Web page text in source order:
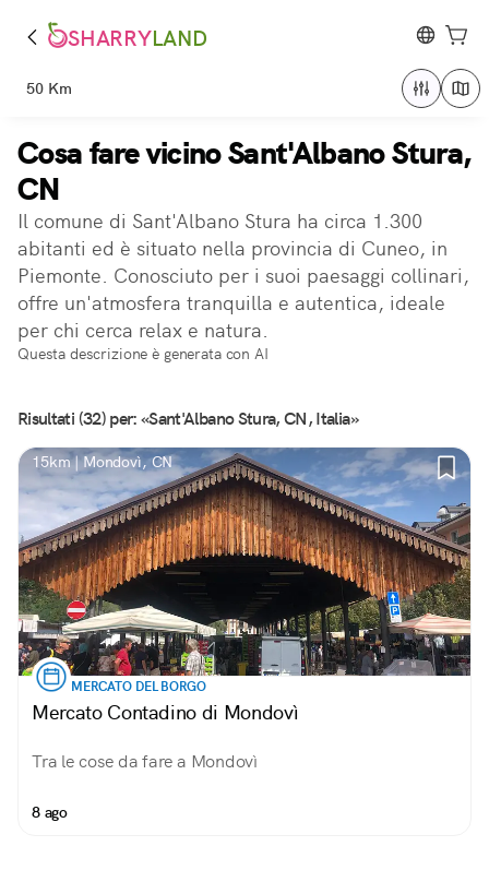
SHARRYLAND
50 Km
Cosa fare vicino Sant'Albano Stura,
CN
Il comune di Sant'Albano Stura ha circa 1.300
abitanti ed è situato nella provincia di Cuneo, in
Piemonte. Conosciuto per i suoi paesaggi collinari,
offre un'atmosfera tranquilla e autentica, ideale
per chi cerca relax e natura.
Questa descrizione è generata con AI
Risultati (32) per: «Sant'Albano Stura, CN, Italia»
15km | Mondovì, CN
MERCATO DEL BORGO
Mercato Contadino di Mondovì
Tra le cose da fare a Mondovì
8 ago